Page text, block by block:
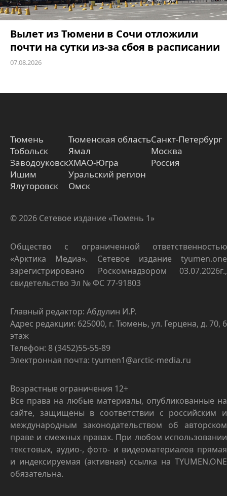
Вылет из Тюмени в Сочи отложили
почти на сутки из-за сбоя в расписании
07.08.2026
Тюмень
Тобольск
Заводоуковск
Ишим
Ялуторовск
Тюменская область
Ямал
ХМАО-Югра
Уральский регион
Омск
Санкт-Петербург
Москва
Россия
© 2026 Сетевое издание «Тюмень 1»
Общество с ограниченной ответственностью
«Арктика Медиа». Сетевое издание tyumen.one
зарегистрировано Роскомнадзором 03.07.2026г.,
свидетельство Эл № ФС 77-91803
Главный редактор: Абдулин И.Р.
Адрес редакции: 625000, г. Тюмень, ул. Герцена, д. 70, 6
этаж
Телефон: 8 (3452)55-55-89
Электронная почта: tyumen1@arctic-media.ru
Возрастные ограничения 12+
Все права на любые материалы, опубликованные на
сайте, защищены в соответствии с российским и
международным законодательством об авторском
праве и смежных правах. При любом использовании
текстовых, аудио-, фото- и видеоматериалов прямая
и индексируемая (активная) ссылка на TYUMEN.ONE
обязательна.